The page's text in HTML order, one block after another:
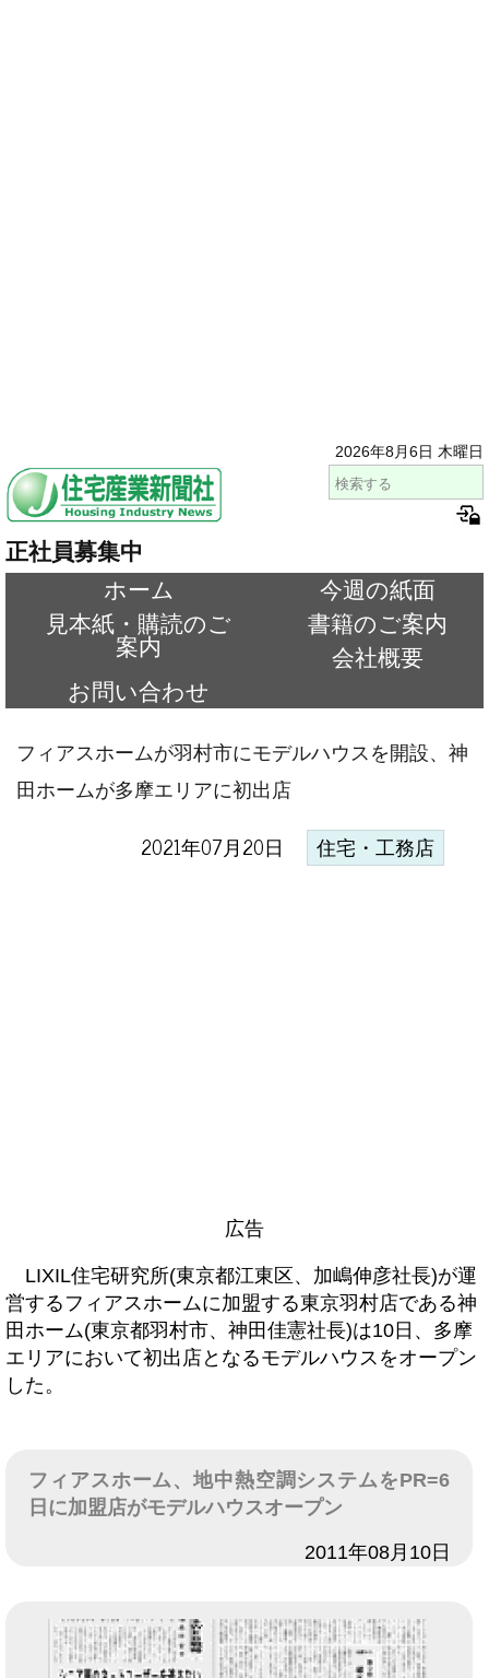
2026年8月6日 木曜日
正社員募集中
ホーム
今週の紙面
見本紙・購読のご
案内
書籍のご案内
会社概要
お問い合わせ
フィアスホームが羽村市にモデルハウスを開設、神
田ホームが多摩エリアに初出店
2021年07月20日 住宅・工務店
広告
LIXIL住宅研究所(東京都江東区、加嶋伸彦社長)が運
営するフィアスホームに加盟する東京羽村店である神
田ホーム(東京都羽村市、神田佳憲社長)は10日、多摩
エリアにおいて初出店となるモデルハウスをオープン
した。
フィアスホーム、地中熱空調システムをPR=6
日に加盟店がモデルハウスオープン
2011年08月10日